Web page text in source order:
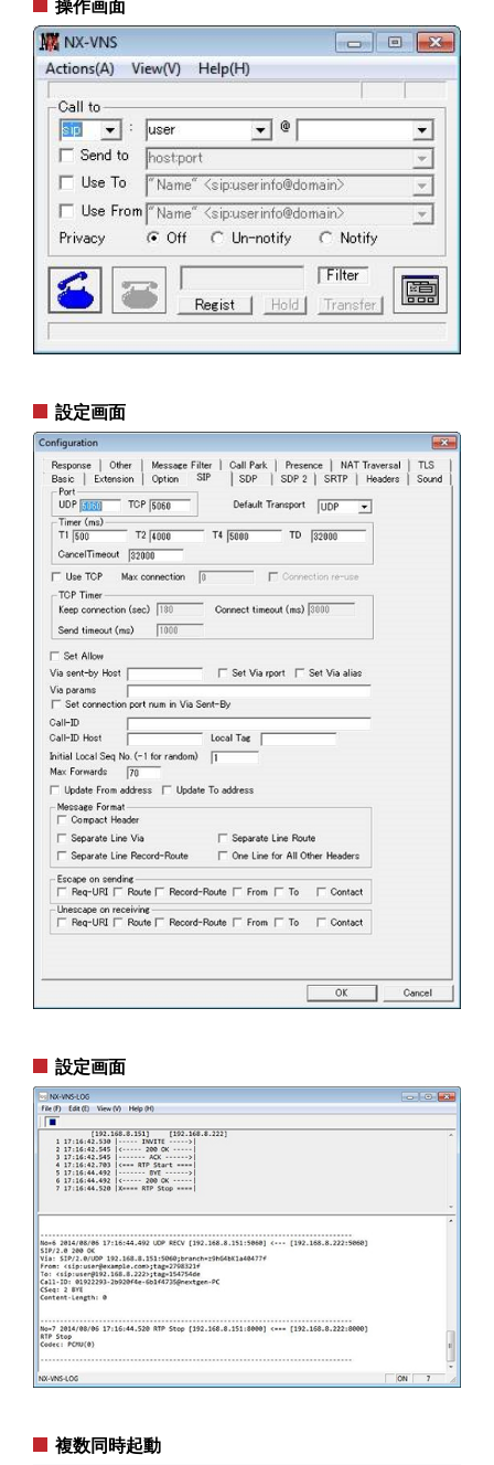
操作画面
設定画面
設定画面
複数同時起動